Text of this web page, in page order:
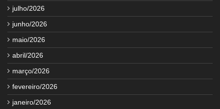
julho/2026
junho/2026
maio/2026
abril/2026
março/2026
fevereiro/2026
janeiro/2026